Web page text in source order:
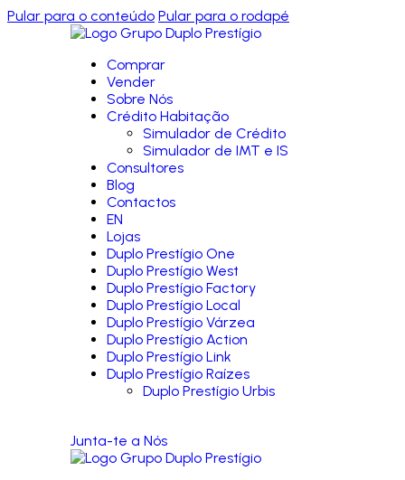
Pular para o conteúdo Pular para o rodapé
Comprar
Vender
Sobre Nós
Crédito Habitação
Simulador de Crédito
Simulador de IMT e IS
Consultores
Blog
Contactos
EN
Lojas
Duplo Prestígio One
Duplo Prestígio West
Duplo Prestígio Factory
Duplo Prestígio Local
Duplo Prestígio Várzea
Duplo Prestígio Action
Duplo Prestígio Link
Duplo Prestígio Raízes
Duplo Prestígio Urbis
Junta-te a Nós